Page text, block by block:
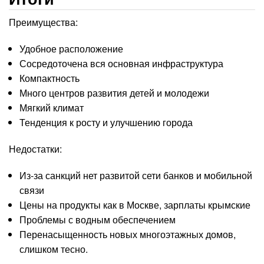
Преимущества:
Удобное расположение
Сосредоточена вся основная инфраструктура
Компактность
Много центров развития детей и молодежи
Мягкий климат
Тенденция к росту и улучшению города
Недостатки:
Из-за санкций нет развитой сети банков и мобильной
связи
Цены на продукты как в Москве, зарплаты крымские
Проблемы с водным обеспечением
Перенасыщенность новых многоэтажных домов,
слишком тесно.